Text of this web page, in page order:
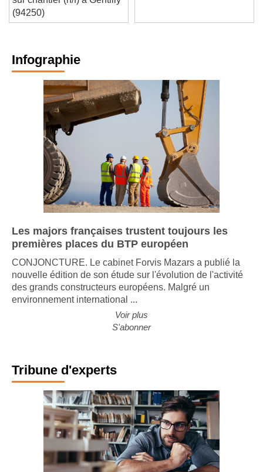
sur chantier (h/f) à Gentilly
(94250)
Infographie
Les majors françaises trustent toujours les
premières places du BTP européen
CONJONCTURE. Le cabinet Forvis Mazars a publié la
nouvelle édition de son étude sur l'évolution de l'activité
des grands constructeurs européens. Malgré un
Voir plus
Tribune d'experts